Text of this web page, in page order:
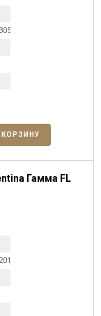
КОРЗИНУ
Гамма FL